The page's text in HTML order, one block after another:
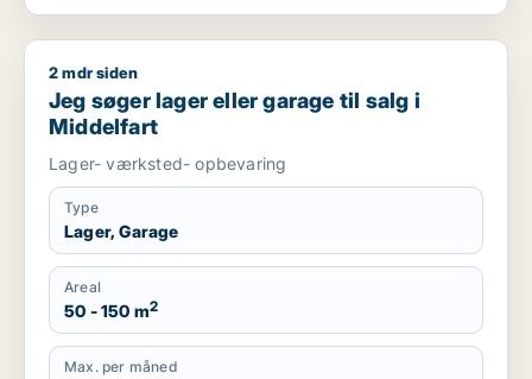
Jeg søger lager eller garage til salg i Middelfart
2 mdr siden
Jeg søger lager eller garage til salg i
Middelfart
Lager- værksted- opbevaring
Type
Lager, Garage
Areal
50 - 150 m2
Max. per måned